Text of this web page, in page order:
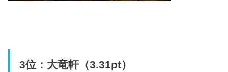
3位：大竜軒（3.31pt）